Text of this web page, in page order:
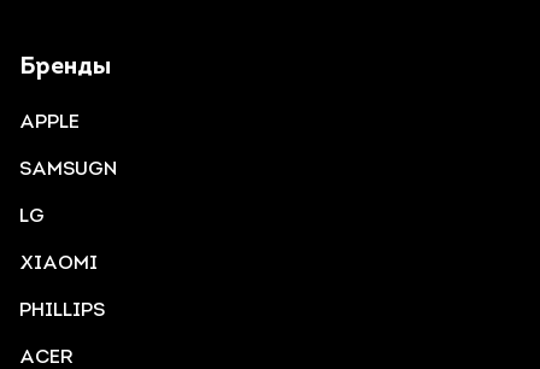
Бренды
APPLE
SAMSUGN
LG
XIAOMI
PHILLIPS
ACER